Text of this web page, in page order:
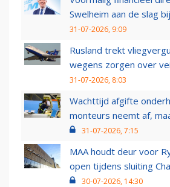
Swelheim aan de slag
31-07-2026, 9:09
Rusland trekt
wegens zorgen over
31-07-2026, 8:03
Wachttijd afgifte
monteurs neemt af,
31-07-2026, 7:15
MAA houdt deur voor
open tijdens sluiting
30-07-2026, 14:30